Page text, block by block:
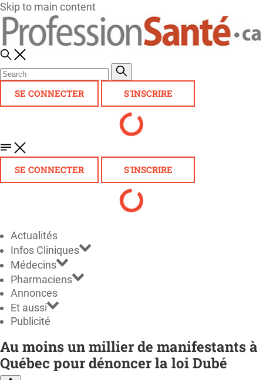
Skip to main content
SE CONNECTER S'INSCRIRE
SE CONNECTER S'INSCRIRE
Actualités
Infos Cliniques
Médecins
Pharmaciens
Annonces
Et aussi
Publicité
Au moins un millier de manifestants à
Québec pour dénoncer la loi Dubé